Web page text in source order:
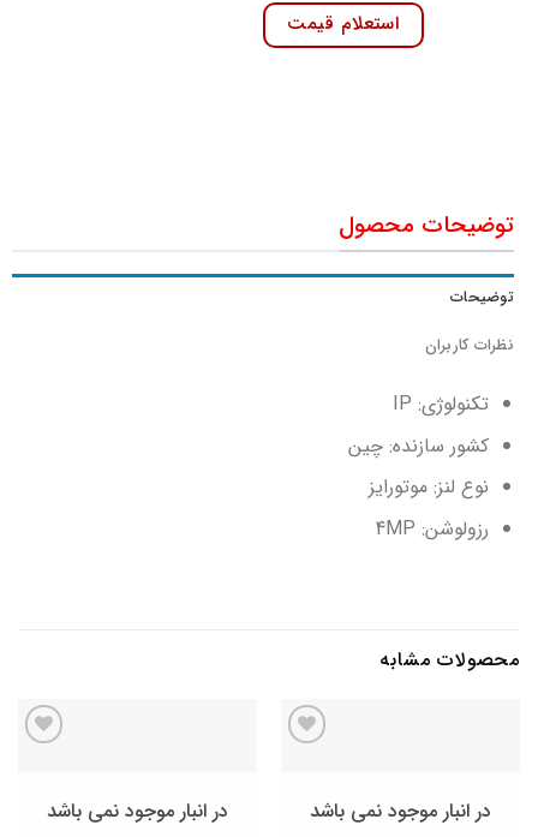
استعلام قیمت
توضیحات محصول
توضیحات
نظرات کاربران
تکنولوژی: IP
کشور سازنده: چین
نوع لنز: موتورایز
رزولوشن: 4MP
محصولات مشابه
مندیدر انبار موجود نمی باشد مندیدر انبار موجود نمی باشد